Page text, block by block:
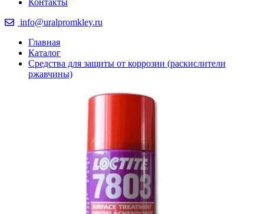
Контакты
info@uralpromkley.ru
Главная
Каталог
Средства для защиты от коррозии (раскислители
ржавчины)